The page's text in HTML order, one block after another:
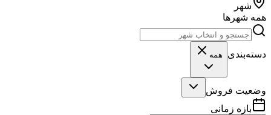
شهر
همه شهرها
دسته‌بندی همه
وضعیت فروش
بازه زمانی